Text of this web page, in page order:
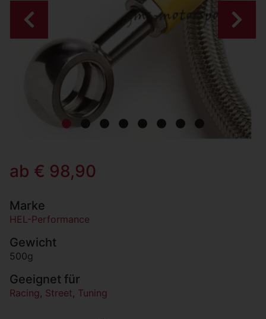
ab € 98,90
Marke
HEL-Performance
Gewicht
500g
Geeignet für
Racing , Street, Tuning